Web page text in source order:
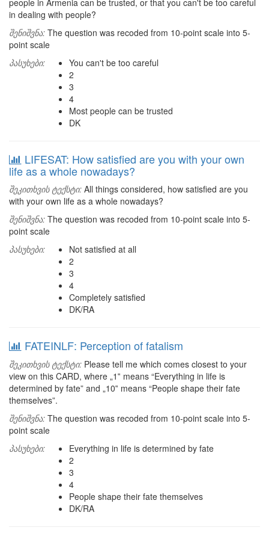
people in Armenia can be trusted, or that you can't be too careful
in dealing with people?
შენიშვნა: The question was recoded from 10-point scale into 5-
point scale
პასუხები:
You can't be too careful
2
3
4
Most people can be trusted
DK
LIFESAT: How satisfied are you with your own
life as a whole nowadays?
შეკითხვის ტექსტი: All things considered, how satisfied are you
with your own life as a whole nowadays?
შენიშვნა: The question was recoded from 10-point scale into 5-
point scale
პასუხები:
Not satisfied at all
2
3
4
Completely satisfied
DK/RA
FATEINLF: Perception of fatalism
შეკითხვის ტექსტი: Please tell me which comes closest to your
view on this CARD, where „1‟ means “Everything in life is
determined by fate” and „10‟ means “People shape their fate
themselves”.
შენიშვნა: The question was recoded from 10-point scale into 5-
point scale
პასუხები:
Everything in life is determined by fate
2
3
4
People shape their fate themselves
DK/RA